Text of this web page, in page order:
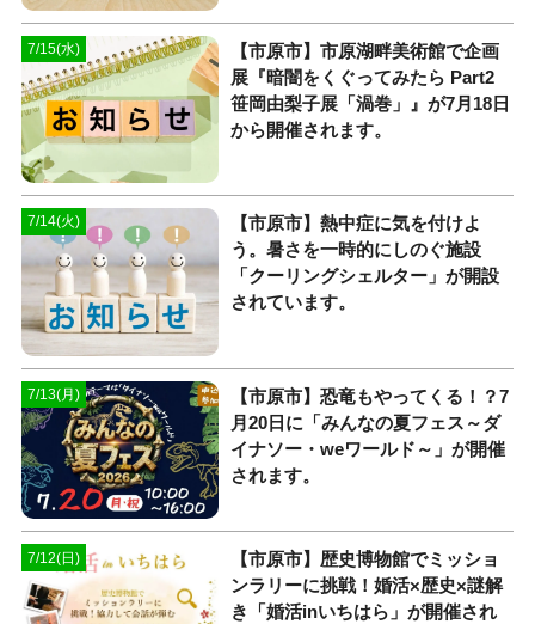
7/15(水)
【市原市】市原湖畔美術館で企画
展『暗闇をくぐってみたら Part2
笹岡由梨子展「渦巻」』が7月18日
から開催されます。
7/14(火)
【市原市】熱中症に気を付けよ
う。暑さを一時的にしのぐ施設
「クーリングシェルター」が開設
されています。
7/13(月)
【市原市】恐竜もやってくる！？7
月20日に「みんなの夏フェス～ダ
イナソー・weワールド～」が開催
されます。
7/12(日)
【市原市】歴史博物館でミッショ
ンラリーに挑戦！婚活×歴史×謎解
き「婚活inいちはら」が開催され